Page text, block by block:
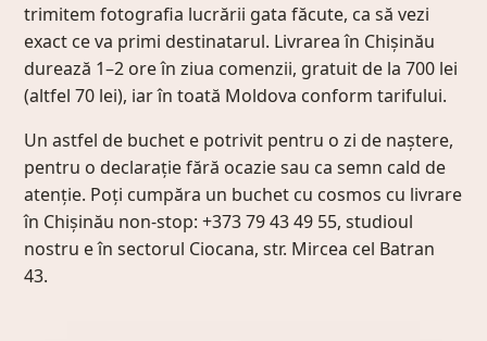
trimitem fotografia lucrării gata făcute, ca să vezi
exact ce va primi destinatarul. Livrarea în Chișinău
durează 1–2 ore în ziua comenzii, gratuit de la 700 lei
(altfel 70 lei), iar în toată Moldova conform tarifului.
Un astfel de buchet e potrivit pentru o zi de naștere,
pentru o declarație fără ocazie sau ca semn cald de
atenție. Poți cumpăra un buchet cu cosmos cu livrare
în Chișinău non-stop: +373 79 43 49 55, studioul
nostru e în sectorul Ciocana, str. Mircea cel Batran
43.